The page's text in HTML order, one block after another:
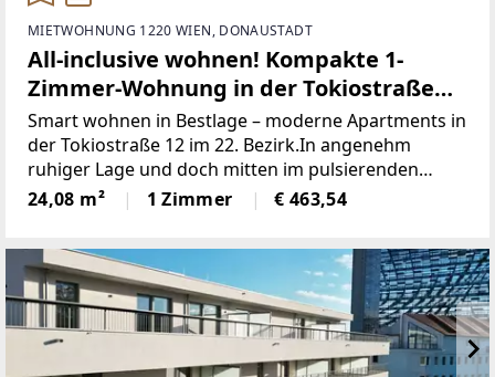
MIETWOHNUNG 1220 WIEN, DONAUSTADT
All-inclusive wohnen! Kompakte 1-
Zimmer-Wohnung in der Tokiostraße
12!
Smart wohnen in Bestlage – moderne Apartments in
der Tokiostraße 12 im 22. Bezirk.In angenehm
ruhiger Lage und doch mitten im pulsierenden
Stadtleben präsentiert sich dieses moderne
Wohnhaus als ideale Adresse für alle, die das Beste
24,08 m² 1 Zimmer € 463,54